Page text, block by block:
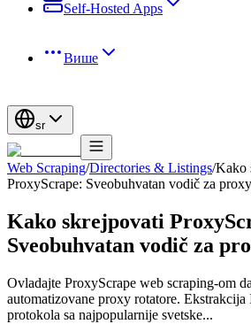
Self-Hosted Apps
Више
sr
Web Scraping/Directories & Listings/Kako
ProxyScrape: Sveobuhvatan vodič za
Kako skrejpovati
Sveobuhvatan vodič za
Ovladajte ProxyScrape web scraping-om
automatizovane proxy rotatore. Ekstrakcija
protokola sa najpopularnije svetske...